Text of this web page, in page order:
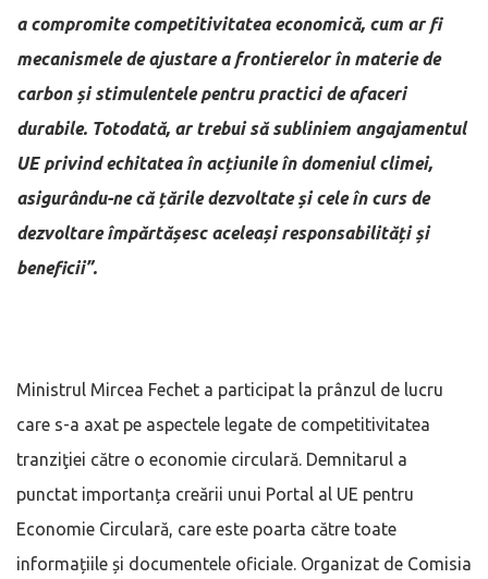
a compromite competitivitatea economică, cum ar fi
mecanismele de ajustare a frontierelor în materie de
carbon și stimulentele pentru practici de afaceri
durabile. Totodată, ar trebui să subliniem angajamentul
UE privind echitatea în acțiunile în domeniul climei,
asigurându-ne că țările dezvoltate și cele în curs de
dezvoltare împărtășesc aceleași responsabilități și
beneficii”.
Ministrul Mircea Fechet a participat la prânzul de lucru
care s-a axat pe aspectele legate de competitivitatea
tranziţiei către o economie circulară. Demnitarul a
punctat importanța creării unui Portal al UE pentru
Economie Circulară, care este poarta către toate
informațiile și documentele oficiale. Organizat de Comisia